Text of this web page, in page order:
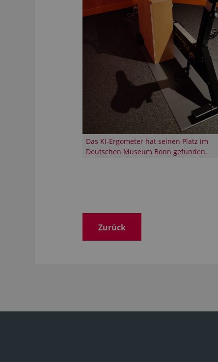
Das KI-Ergometer hat seinen Platz im
Deutschen Museum Bonn gefunden.
Zurück